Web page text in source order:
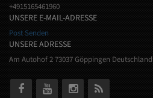
+4915165461960
UNSERE E-MAIL-ADRESSE
Post Senden
UNSERE ADRESSE
Am Autohof 2 73037 Göppingen Deutschland